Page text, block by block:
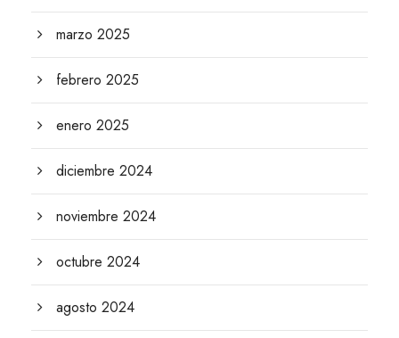
marzo 2025
febrero 2025
enero 2025
diciembre 2024
noviembre 2024
octubre 2024
agosto 2024